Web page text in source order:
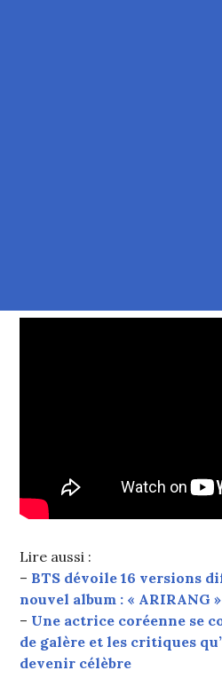
Lire aussi :
– BTS dévoile 16 versions
nouvel album : « ARIRANG »
– Une actrice coréenne se
de galère et les critiques
devenir célèbre